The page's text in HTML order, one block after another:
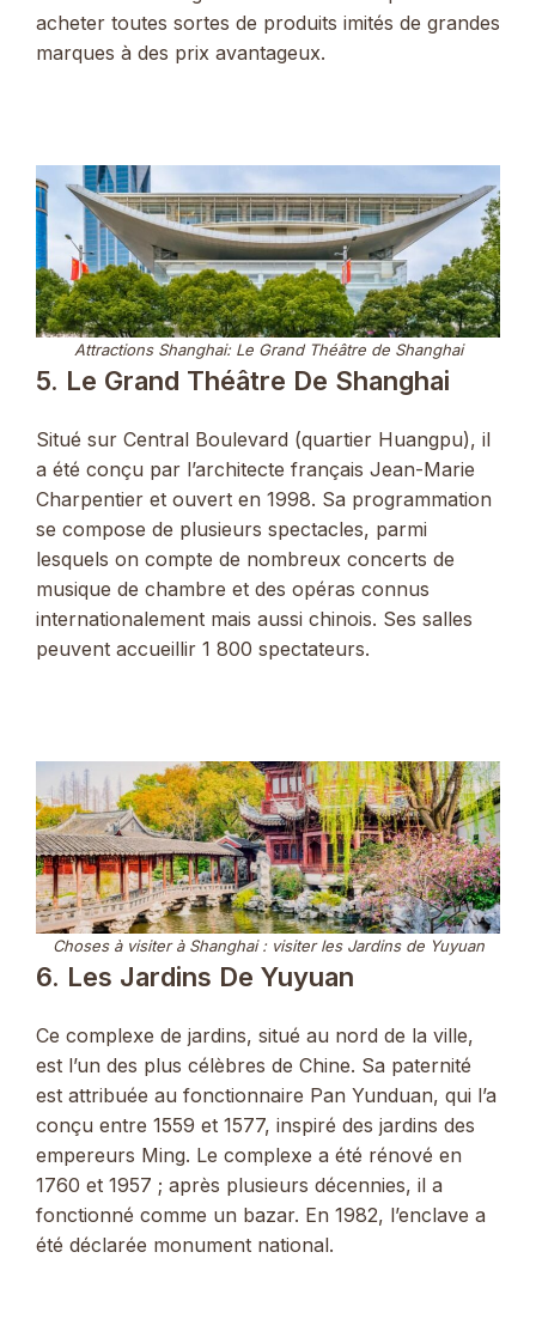
acheter toutes sortes de produits imités de grandes
marques à des prix avantageux.
Attractions Shanghai: Le Grand Théâtre de Shanghai
5. Le Grand Théâtre De Shanghai
Situé sur Central Boulevard (quartier Huangpu), il
a été conçu par l’architecte français Jean-Marie
Charpentier et ouvert en 1998. Sa programmation
se compose de plusieurs spectacles, parmi
lesquels on compte de nombreux concerts de
musique de chambre et des opéras connus
internationalement mais aussi chinois. Ses salles
peuvent accueillir 1 800 spectateurs.
Choses à visiteràShanghai : visiter les Jardins de Yuyuan
6. Les Jardins De Yuyuan
Ce complexe de jardins, situé au nord de la ville,
est l’un des plus célèbres de Chine. Sa paternité
est attribuée au fonctionnaire Pan Yunduan, qui l’a
conçu entre 1559 et 1577, inspiré des jardins des
empereurs Ming. Le complexe a été rénové en
1760 et 1957 ; après plusieurs décennies, il a
fonctionné comme un bazar. En 1982, l’enclave a
été déclarée monument national.